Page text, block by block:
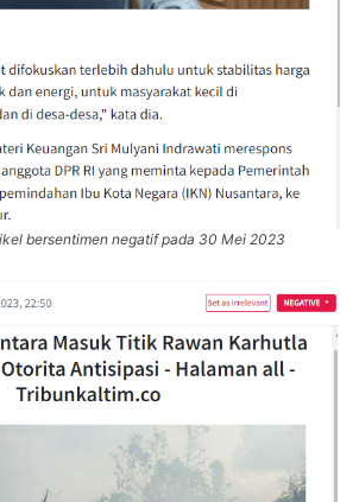
bersentimen negatif pada 30 Mei 2023